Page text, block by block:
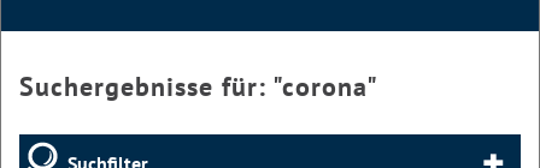
Suchergebnisse für: "corona"